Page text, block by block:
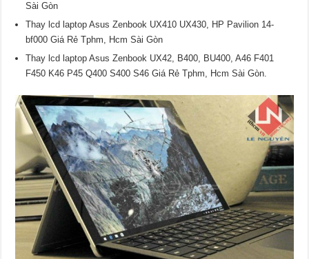
Sài Gòn
Thay lcd laptop Asus Zenbook UX410 UX430, HP Pavilion 14-
bf000 Giá Rẻ Tphm, Hcm Sài Gòn
Thay lcd laptop Asus Zenbook UX42, B400, BU400, A46 F401
F450 K46 P45 Q400 S400 S46 Giá Rẻ Tphm, Hcm Sài Gòn.